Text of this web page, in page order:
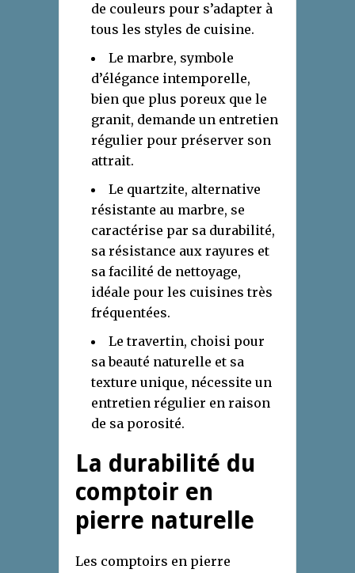
de couleurs pour s’adapter à
tous les styles de cuisine.
Le marbre, symbole
d’élégance intemporelle,
bien que plus poreux que le
granit, demande un entretien
régulier pour préserver son
attrait.
Le quartzite, alternative
résistante au marbre, se
caractérise par sa durabilité,
sa résistance aux rayures et
sa facilité de nettoyage,
idéale pour les cuisines très
fréquentées.
Le travertin, choisi pour
sa beauté naturelle et sa
texture unique, nécessite un
entretien régulier en raison
de sa porosité.
La durabilité du
comptoir en
pierre naturelle
Les comptoirs en pierre